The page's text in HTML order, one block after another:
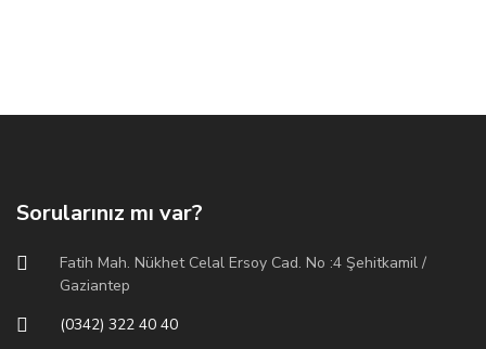
Sorularınız mı var?
Fatih Mah. Nükhet Celal Ersoy Cad. No :4 Şehitkamil /
Gaziantep
(0342) 322 40 40